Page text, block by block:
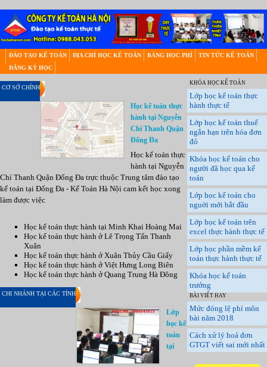
ĐÀO TẠO KẾ TOÁN ĐỊA CHỈ HỌC KẾ TOÁN BẢNG HỌC PHÍ
TIN TỨC KẾ TOÁN
ĐĂNG KÝ HỌC
CƠ SỞ CHÍNH
Học kế toán thực
hành tại Nguyễn
Chí Thanh Quận
Đống Đa
Học kế toán thực
hành tại Nguyễn
Chí Thanh Quận Đống Đa trực thuộc Trung tâm đào tạo
kế toán tại Đống Đa - Kế Toán Hà Nội cam kết học xong
làm được việc
Học kế toán thực hành tại Minh Khai Hoàng Mai
Học kế toán thực hành ở Lê Trọng Tấn Thanh
Xuân
Học kế toán thực hành ở Xuân Thủy Cầu Giấy
Học kế toán thực hành ở Việt Hưng Long Biên
Học kế toán thực hành ở Quang Trung Hà Đông
CHI NHÁNH TẠI CÁC TỈNH
Lớp
học kế
toán
tại
KHÓA HỌC KẾ TOÁN
Lớp học kế toán thực
hành thực tế
Lớp học kế toán thuế
ngắn hạn trên hóa đơn
đỏ
Khóa học kế toán cho
người đã học qua kế
toán
Lớp học kế toán cho
nguời mới bắt đầu
Lớp học kế toán trên
excel thực hành thực tế
Lớp học phần mềm kế
toán thực hành thực tế
Khóa học kế toán
trưởng
BÀI VIẾT HAY
Mức đóng lệ phí môn
bài năm 2018
Cách xử lý hoá đơn
GTGT viết sai mới nhất